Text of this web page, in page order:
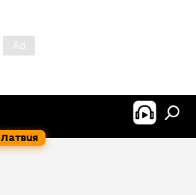
Латвия